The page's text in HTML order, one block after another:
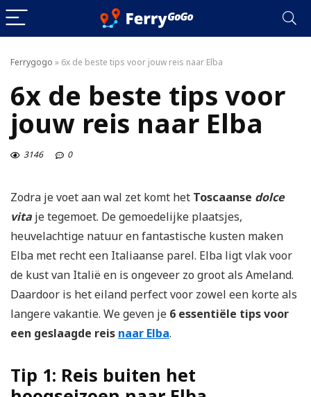
Ferrygogo » 6x de beste tips voor jouw reis naar Elba
6x de beste tips voor
jouw reis naar Elba
3146 0
Zodra je voet aan wal zet komt het Toscaanse dolce
vita je tegemoet. De gemoedelijke plaatsjes,
heuvelachtige natuur en fantastische kusten maken
Elba met recht een Italiaanse parel. Elba ligt vlak voor
de kust van Italië en is ongeveer zo groot als Ameland.
Daardoor is het eiland perfect voor zowel een korte als
langere vakantie. We geven je 6 essentiële tips voor
een geslaagde reis naar Elba.
Tip 1: Reis buiten het